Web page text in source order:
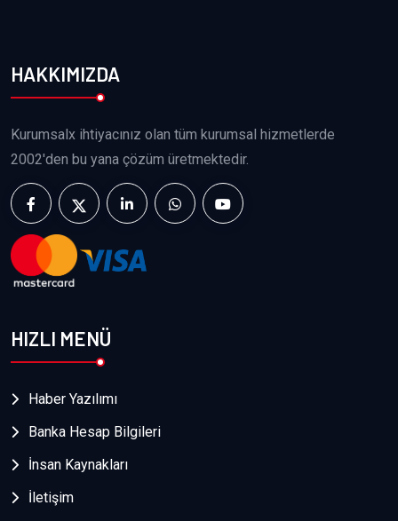
HAKKIMIZDA
Kurumsalx ihtiyacınız olan tüm kurumsal hizmetlerde
2002'den bu yana çözüm üretmektedir.
HIZLI MENÜ
Haber Yazılımı
Banka Hesap Bilgileri
İnsan Kaynakları
İletişim